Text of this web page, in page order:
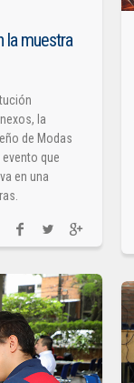
la muestra
la
de Modas
que
en una